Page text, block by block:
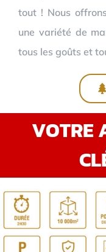
tout ! Nous
une variété de
tous les goûts et
VOTRE